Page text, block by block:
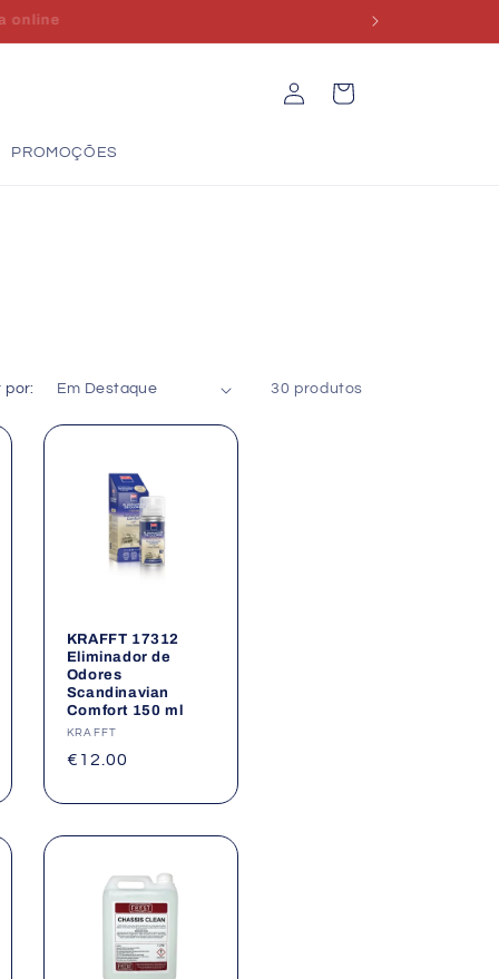
PROMOÇÕES
sessão
Carrinho
por: 30 produtos
KRAFFT 17312
Eliminador de
Odores
Scandinavian
Comfort 150 ml
Fornecedor:
KRAFFT
Preço
€12.00